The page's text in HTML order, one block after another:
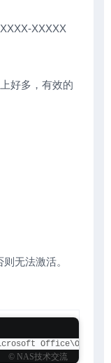
XXXXX
好多，有效的
无法激活。
© NAS技术交流